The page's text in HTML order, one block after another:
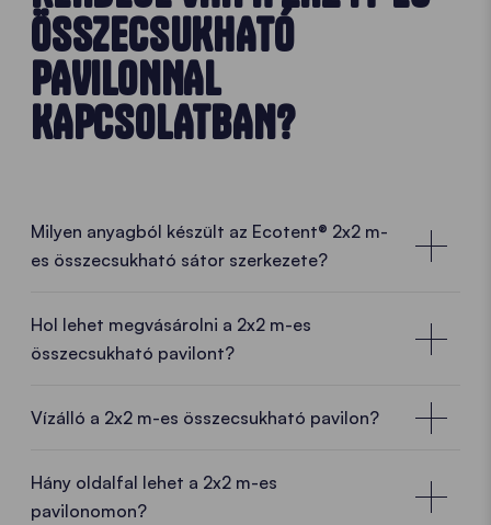
ÖSSZECSUKHATÓ
PAVILONNAL
KAPCSOLATBAN?
Milyen anyagból készült az Ecotent® 2x2 m-
es összecsukható sátor szerkezete?
Hol lehet megvásárolni a 2x2 m-es
összecsukható pavilont?
Ön egykiváló minőségű összecsukható sátrat
választ közvetlenül a gyártótól.
Vízálló a 2x2 m-es összecsukható pavilon?
Hány oldalfal lehet a 2x2 m-es
pavilonomon?